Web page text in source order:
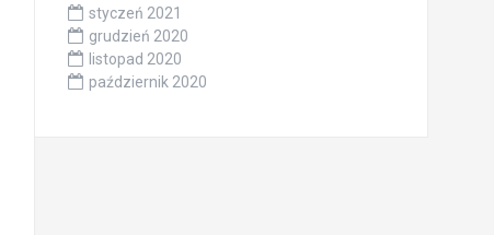
styczeń 2021
grudzień 2020
listopad 2020
październik 2020